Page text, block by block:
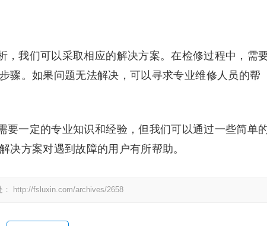
，我们可以采取相应的解决方案。在检修过程中，需
骤。如果问题无法解决，可以寻求专业维修人员的帮
要一定的专业知识和经验，但我们可以通过一些简单
决方案对遇到故障的用户有所帮助。
http://fsluxin.com/archives/2658